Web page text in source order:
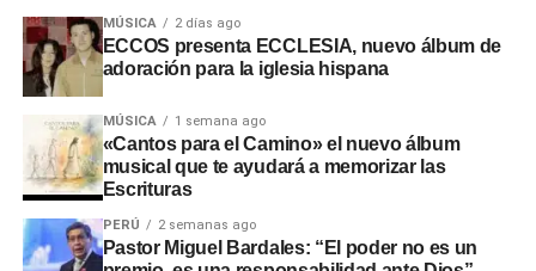
intervenciones en los sectores de Chamos del Pino y La
Rinconada, a pesar de disponer de recursos económicos
institucionales.
Adicionalmente, en el sector
laboró sin la autorización de laAutoridad Administrativa
del Agua. En Santo Domingo y El Conde, las labores
ingenieros residentes o inspectores.
MÚSICA 2 días ago
ECCOS presenta ECCLESIA, nuevo álbum de
adoración para la iglesia hispana
MÚSICA 1 semana ago
«Cantos para el Camino» el nuevo álbum
musical que te ayudará a memorizar las
Escrituras
PERÚ 2 semanas ago
Pastor Miguel Bardales: “El poder no es un